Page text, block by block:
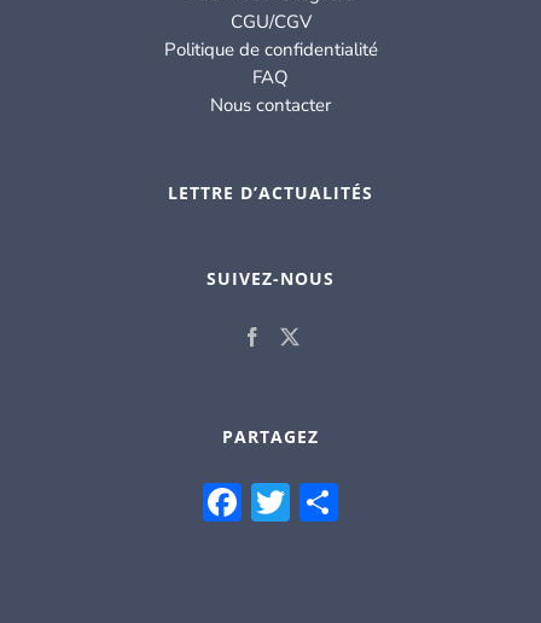
CGU/CGV
Politique de confidentialité
FAQ
Nous contacter
LETTRE D’ACTUALITÉS
SUIVEZ-NOUS
PARTAGEZ
Facebook
Twitter